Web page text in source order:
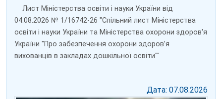
Лист Міністерства освіти і науки України від
04.08.2026 № 1/16742-26 "Спільний лист Міністерства
освіти і науки України та Міністерства охорони здоров'я
України "Про забезпечення охорони здоров’я
вихованців в закладах дошкільної освіти""
Дата: 07.08.2026